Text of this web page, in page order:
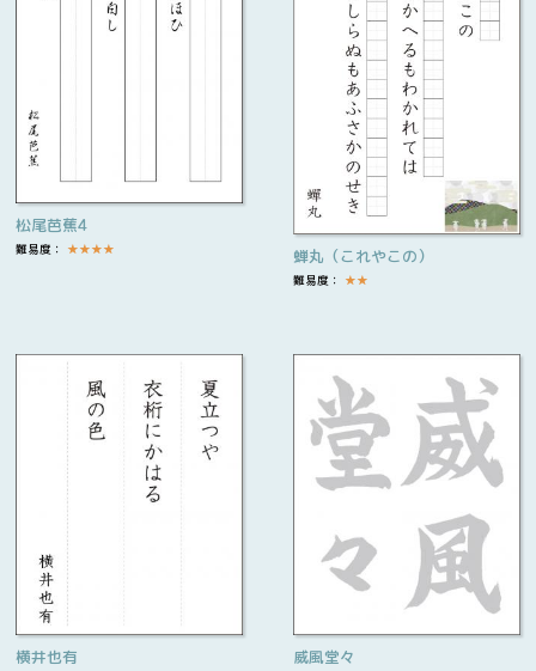
松尾芭蕉4
難易度： ★★★★ 蝉丸（これやこの）
難易度： ★★
横井也有 威風堂々